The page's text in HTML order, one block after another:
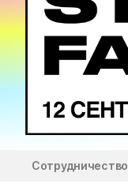
Сотрудничество